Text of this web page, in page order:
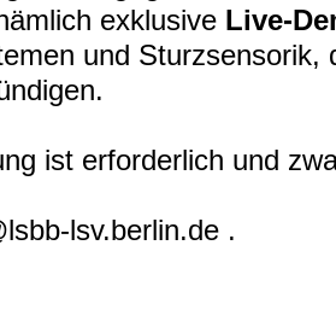
exklusive Live-
und Sturzsensorik,
ist erforderlich und
lsv.berlin.de .